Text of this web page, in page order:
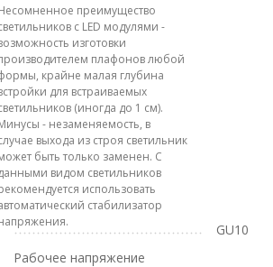
преимущество
с LED модулями -
изготовки
плафонов любой
крайне малая глубина
для встраиваемых
(иногда до 1 см).
- незаменяемость, в
выхода из строя светильник
быть только заменен. С
видом светильников
использовать
стабилизатор
GU10
Рабочее напряжение